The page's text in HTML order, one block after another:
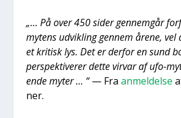
„… På over 450 sider gen­nem­går
mytens udvik­ling gen­nem åre­ne,
et kri­tisk lys. Det er der­for en sund
per­spek­ti­ve­rer det­te vir­var af ufo-
en­de myter … “— Fra anmel­del­se
ner.